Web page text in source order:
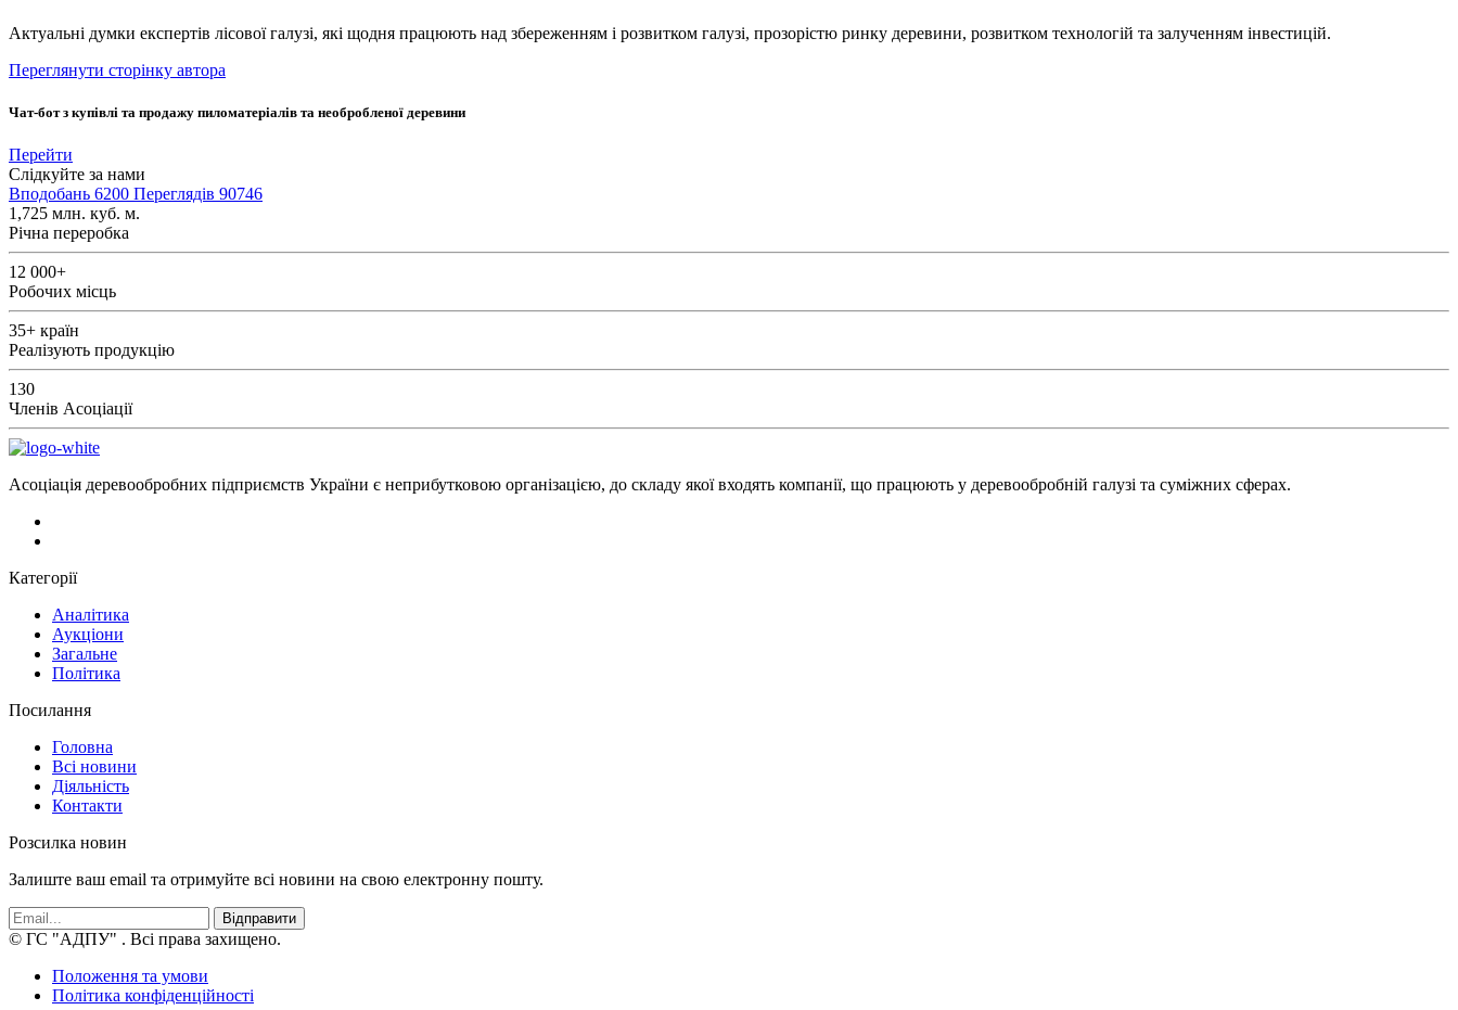
Актуальні думки експертів лісової галузі, які щодня працюють над збереженням і розвитком галузі, прозорістю ринку деревини, розвитком технологій та залученням інвестицій.
Переглянути сторінку автора
Чат-бот з купівлі та продажу пиломатеріалів та необробленої деревини
Перейти
Слідкуйте за нами
Вподобань 6200 Переглядів 90746
1,725 млн. куб. м.
Річна переробка
12 000+
Робочих місць
35+ країн
Реалізують продукцію
130
Членів Асоціації
Асоціація деревообробних підприємств України є неприбутковою організацією, до складу якої входять компанії, що працюють у деревообробній галузі та суміжних сферах.
Категорії
Аналітика
Аукціони
Загальне
Політика
Посилання
Головна
Всі новини
Діяльність
Контакти
Розсилка новин
Залиште ваш email та отримуйте всі новини на свою електронну пошту.
Відправити
© ГС "АДПУ" . Всі права захищено.
Положення та умови
Політика конфіденційності